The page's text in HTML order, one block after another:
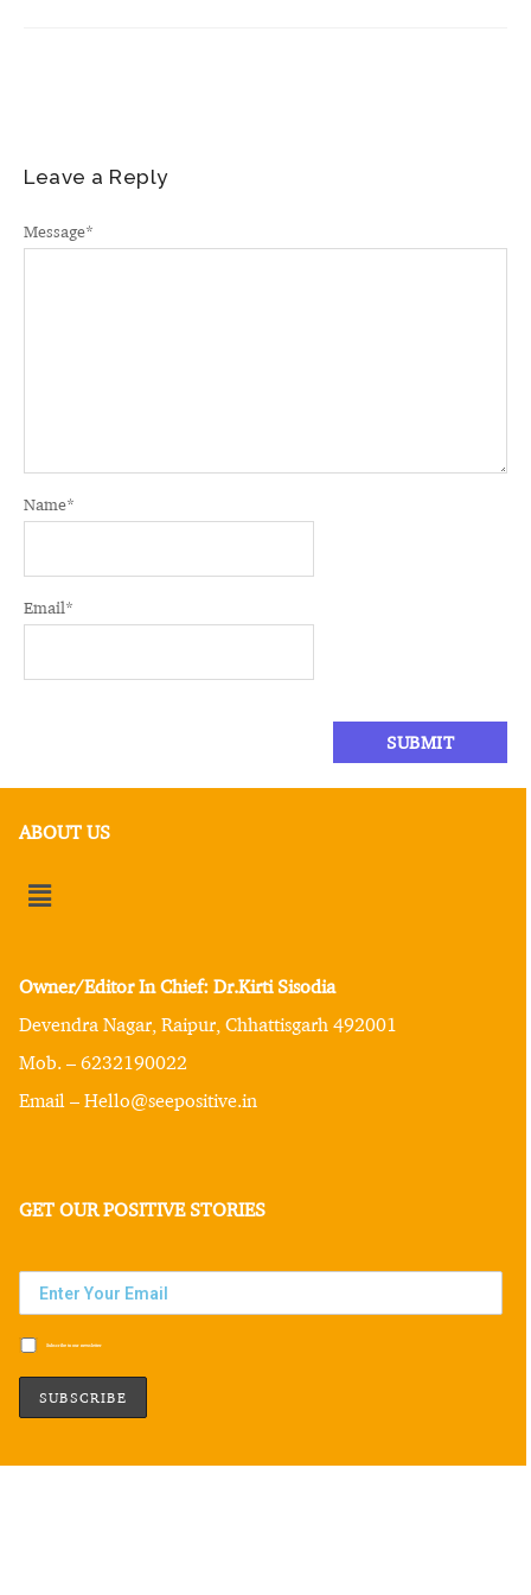
Leave a Reply
Message*
Name*
Email*
ABOUT US
Owner/Editor In Chief: Dr.Kirti Sisodia
Devendra Nagar, Raipur, Chhattisgarh 492001
Mob. – 6232190022
Email – Hello@seepositive.in
GET OUR POSITIVE STORIES
Subscribe to our newsletter